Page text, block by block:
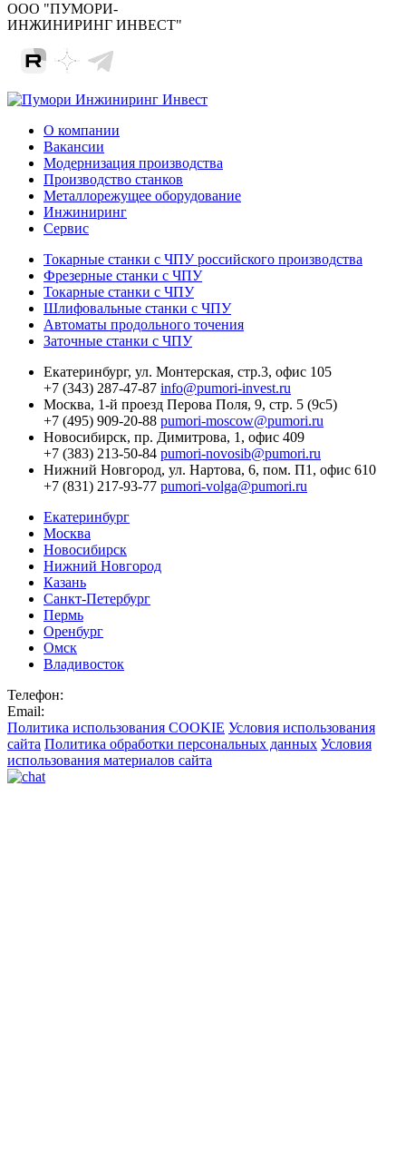
ООО "ПУМОРИ-
ИНЖИНИРИНГ ИНВЕСТ"
О компании
Вакансии
Модернизация производства
Производство станков
Металлорежущее оборудование
Инжиниринг
Сервис
Токарные станки с ЧПУ российского производства
Фрезерные станки с ЧПУ
Токарные станки с ЧПУ
Шлифовальные станки с ЧПУ
Автоматы продольного точения
Заточные станки с ЧПУ
Екатеринбург, ул. Монтерская, стр.3, офис 105
+7 (343) 287-47-87 info@pumori-invest.ru
Москва, 1-й проезд Перова Поля, 9, стр. 5 (9с5)
+7 (495) 909-20-88 pumori-moscow@pumori.ru
Новосибирск, пр. Димитрова, 1, офис 409
+7 (383) 213-50-84 pumori-novosib@pumori.ru
Нижний Новгород, ул. Нартова, 6, пом. П1, офис 610
+7 (831) 217-93-77 pumori-volga@pumori.ru
Екатеринбург
Москва
Новосибирск
Нижний Новгород
Казань
Санкт-Петербург
Пермь
Оренбург
Омск
Владивосток
Телефон:
Email:
Политика использования COOKIE Условия использования
сайта Политика обработки персональных данных Условия
использования материалов сайта